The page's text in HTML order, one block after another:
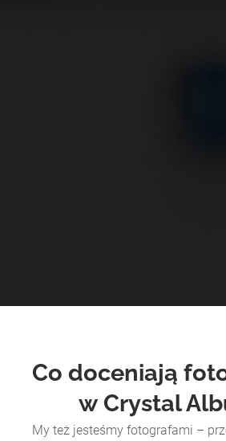
Co doceniają
w Crystal
My też jesteśmy fotografami –